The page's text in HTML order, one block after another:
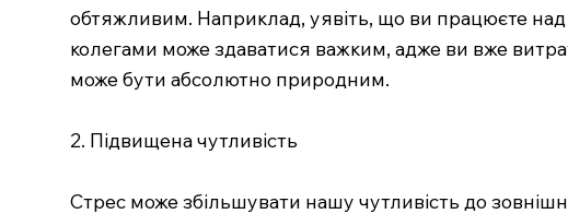
обтяжливим. Наприклад, уявіть, що ви працюєте над
колегами може здаватися важким, адже ви вже
може бути абсолютно природним.
2. Підвищена чутливість
Стрес може збільшувати нашу чутливість до